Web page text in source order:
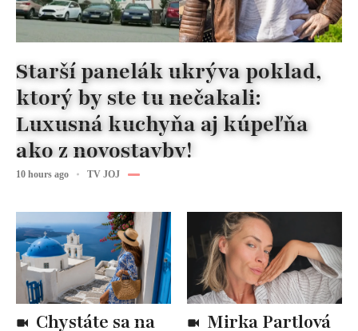
Starší panelák ukrýva poklad,
ktorý by ste tu nečakali:
Luxusná kuchyňa aj kúpeľňa
ako z novostavby!
10 hours ago TV JOJ